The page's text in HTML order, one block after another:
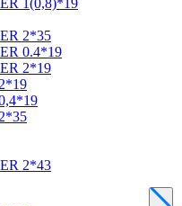
1(0,8)*19
2*35
0.4*19
2*19
2*43